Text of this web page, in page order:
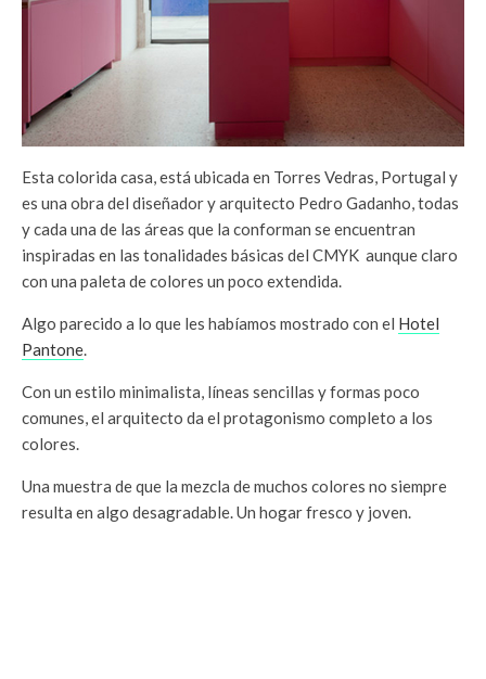
Esta colorida casa, está ubicada en Torres Vedras, Portugal y
es una obra del diseñador y arquitecto Pedro Gadanho, todas
y cada una de las áreas que la conforman se encuentran
inspiradas en las tonalidades básicas del CMYK aunque claro
con una paleta de colores un poco extendida.
Algo parecido a lo que les habíamos mostrado con el Hotel
Pantone.
Con un estilo minimalista, líneas sencillas y formas poco
comunes, el arquitecto da el protagonismo completo a los
colores.
Una muestra de que la mezcla de muchos colores no siempre
resulta en algo desagradable. Un hogar fresco y joven.